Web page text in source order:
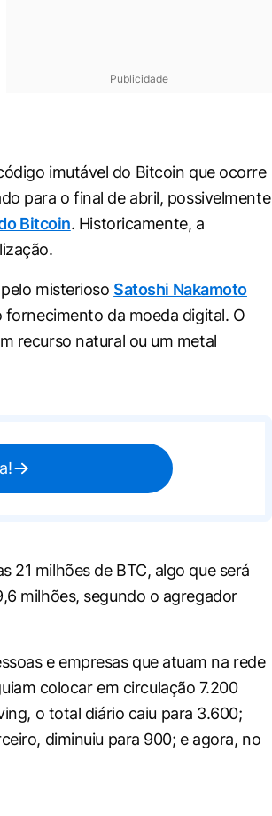
Publicidade
imutável do Bitcoin que ocorre
para o final de abril, possivelmente
Bitcoin. Historicamente, a
misteriosoSatoshi Nakamoto
da moeda digital. O
recurso natural ou um metal
21 milhões de BTC, algo que será
milhões, segundo o agregador
e empresas que atuam na rede
colocar em circulação 7.200
, o total diário caiu para 3.600;
diminuiu para 900; e agora, no